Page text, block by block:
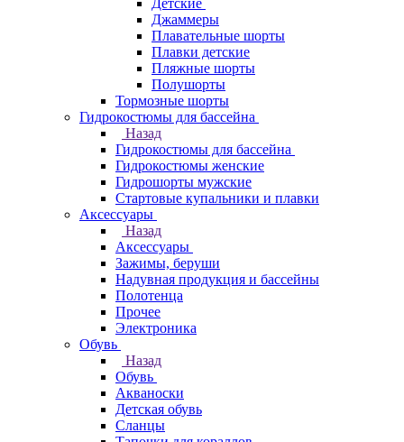
Детские
Джаммеры
Плавательные шорты
Плавки детские
Пляжные шорты
Полушорты
Тормозные шорты
Гидрокостюмы для бассейна
Назад
Гидрокостюмы для бассейна
Гидрокостюмы женские
Гидрошорты мужские
Стартовые купальники и плавки
Аксессуары
Назад
Аксессуары
Зажимы, беруши
Надувная продукция и бассейны
Полотенца
Прочее
Электроника
Обувь
Назад
Обувь
Акваноски
Детская обувь
Сланцы